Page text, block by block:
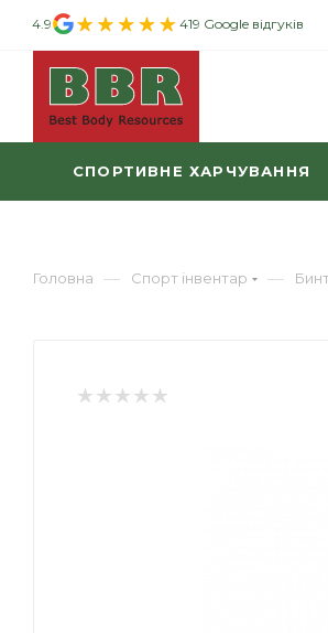
4.9 419 Google відгуків
СПОРТИВНЕ ХАРЧУВАННЯ
Головна — Спорт інвентар —